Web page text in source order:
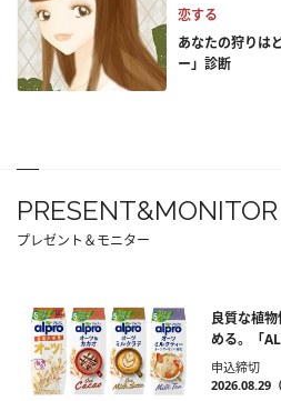
恋する
あなたの狩りは
ー」診断
PRESENT&MONITOR
プレゼント＆モニター
良質な植
める。「
申込締切
2026.08.29